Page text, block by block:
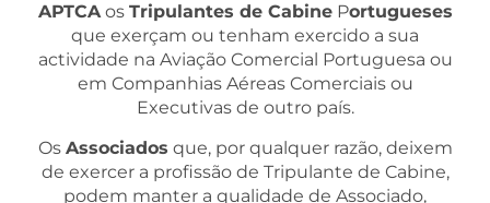
APTCAos Tripulantes de CabinePortugueses
que exerçam ou tenham exercido a sua
actividade na Aviação Comercial Portuguesa ou
em Companhias Aéreas Comerciais ou
Executivas de outro país.
Os Associados que, por qualquer razão, deixem
de exercer a profissão de Tripulante de Cabine,
podem manter a qualidade de Associado,